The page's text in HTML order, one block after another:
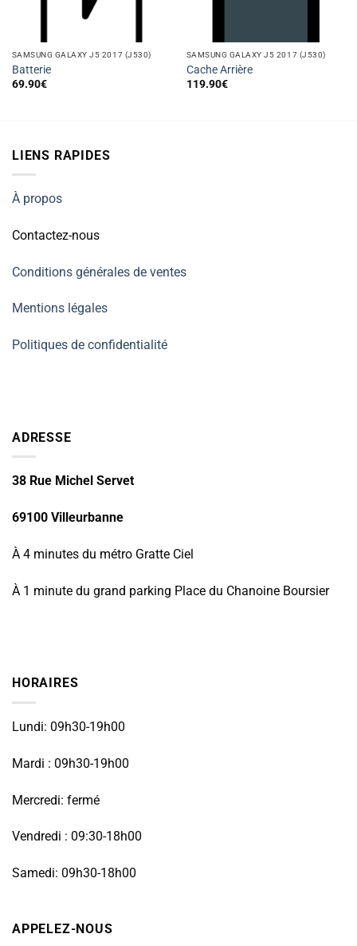
SAMSUNG GALAXY J5 2017 (J530)
Batterie
69.90€
SAMSUNG GALAXY J5 2017 (J530)
Cache Arrière
119.90€
LIENS RAPIDES
À propos
Contactez-nous
Conditions générales de ventes
Mentions légales
Politiques de confidentialité
ADRESSE
38 Rue Michel Servet
69100 Villeurbanne
À 4 minutes du métro Gratte Ciel
À 1 minute du grand parking Place du Chanoine Boursier
HORAIRES
Lundi: 09h30-19h00
Mardi : 09h30-19h00
Mercredi: fermé
Vendredi : 09:30-18h00
Samedi: 09h30-18h00
APPELEZ-NOUS